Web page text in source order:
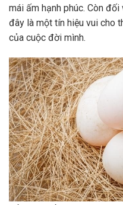
mái ấm hạnh phúc. Còn
đây là một tín hiệu vui cho
của cuộc đời mình.